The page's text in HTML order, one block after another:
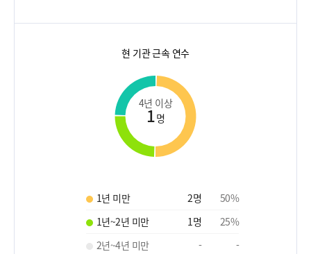
현 기관 근속 연수
4년 이상
1명
1년 미만 2명 50%
1년~2년 미만
1명 25%
2년~4년 미만
-
-